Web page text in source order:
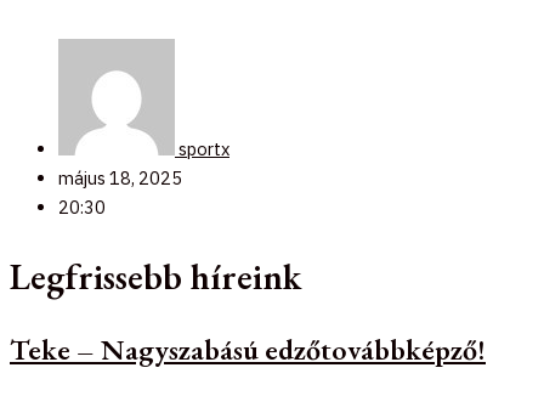
sportx
május 18, 2025
20:30
Legfrissebb híreink
Teke – Nagyszabású edzőtovábbképző!